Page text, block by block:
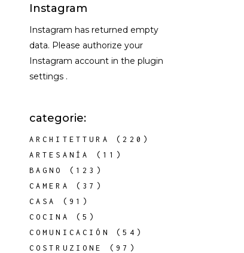
Instagram
Instagram has returned empty
data. Please authorize your
Instagram account in the plugin
settings .
categorie:
ARCHITETTURA
(220)
ARTESANÍA
(11)
BAGNO
(123)
CAMERA
(37)
CASA
(91)
COCINA
(5)
COMUNICACIÓN
(54)
COSTRUZIONE
(97)